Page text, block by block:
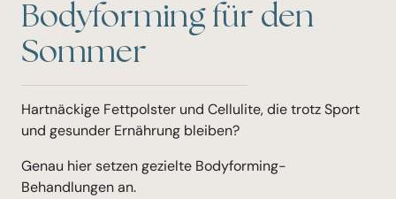
Bodyforming für den
Sommer
Hartnäckige Fettpolster und Cellulite, die trotz Sport
und gesunder Ernährung bleiben?
Genau hier setzen gezielte Bodyforming-
Behandlungen an.